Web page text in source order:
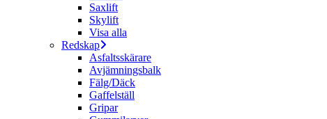
Saxlift
Skylift
Visa alla
Redskap
Asfaltsskärare
Avjämningsbalk
Fälg/Däck
Gaffelställ
Gripar